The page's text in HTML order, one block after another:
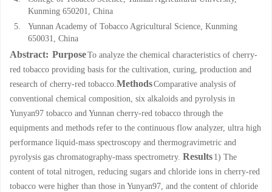
Kunming 650201, China
5.
Yunnan Academy of Tobacco Agricultural Science, Kunming
650031, China
Abstract: PurposeTo analyze the chemical characteristics of cherry-
red tobacco providing basis for the cultivation, curing, production and
research of cherry-red tobacco.MethodsComparative analysis of
conventional chemical composition, six alkaloids and pyrolysis in
Yunyan97 tobacco and Yunnan cherry-red tobacco through the
equipments and methods refer to the continuous flow analyzer, ultra high
performance liquid-mass spectroscopy and thermogravimetric and
pyrolysis gas chromatography-mass spectrometry. Results1) The
content of total nitrogen, reducing sugars and chloride ions in cherry-red
tobacco were higher than those in Yunyan97, and the content of chloride